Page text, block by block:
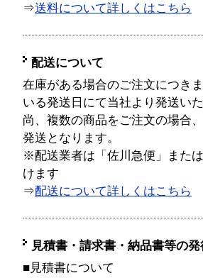
⇒送料について詳しくはこちら
配送について
在庫がある場合のご注文につき
いる発送日にて当社より発送い
尚、複数の商品をご注文の場合
発送となります。
※配送業者は「佐川急便」また
けます
⇒配送について詳しくはこちら
見積書・請求書・納品書等の
■見積書について